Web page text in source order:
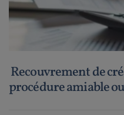
Recouvrement de
procédure amiable